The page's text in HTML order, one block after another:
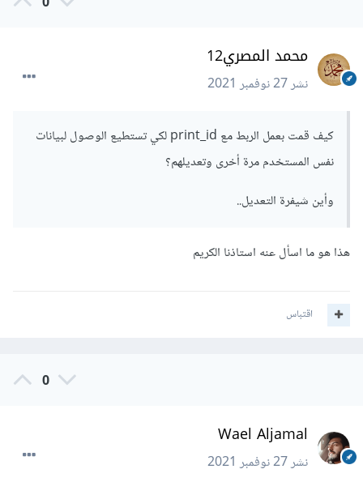
محمد المصري12
نشر27 نوفمبر 2021
كيف قمت بعمل الربط مع print_id لكي تستطيع الوصول لبيانات
نفس المستخدم مرة أخرى وتعديلهم؟
وأين شيفرة التعديل..
هذا هو ما اسأل عنه استاذنا الكريم
اقتباس
0
Wael Aljamal
نشر27 نوفمبر 2021